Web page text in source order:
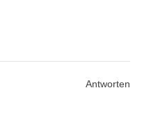
Antworten